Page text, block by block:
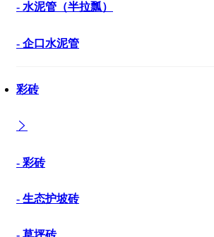
- 水泥管（半拉瓢）
- 企口水泥管
彩砖
- 彩砖
- 生态护坡砖